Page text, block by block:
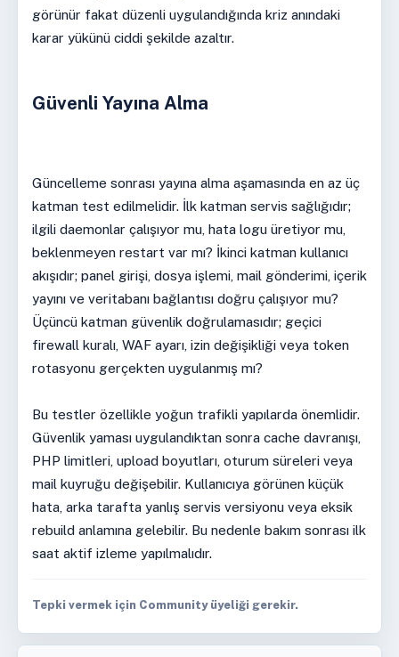
görünür fakat düzenli uygulandığında kriz anındaki
karar yükünü ciddi şekilde azaltır.
Güvenli Yayına Alma
Güncelleme sonrası yayına alma aşamasında en az üç
katman test edilmelidir. İlk katman servis sağlığıdır;
ilgili daemonlar çalışıyor mu, hata logu üretiyor mu,
beklenmeyen restart var mı? İkinci katman kullanıcı
akışıdır; panel girişi, dosya işlemi, mail gönderimi, içerik
yayını ve veritabanı bağlantısı doğru çalışıyor mu?
Üçüncü katman güvenlik doğrulamasıdır; geçici
firewall kuralı, WAF ayarı, izin değişikliği veya token
rotasyonu gerçekten uygulanmış mı?
Bu testler özellikle yoğun trafikli yapılarda önemlidir.
Güvenlik yaması uygulandıktan sonra cache davranışı,
PHP limitleri, upload boyutları, oturum süreleri veya
mail kuyruğu değişebilir. Kullanıcıya görünen küçük
hata, arka tarafta yanlış servis versiyonu veya eksik
rebuild anlamına gelebilir. Bu nedenle bakım sonrası ilk
saat aktif izleme yapılmalıdır.
Tepki vermek için Community üyeliği gerekir.